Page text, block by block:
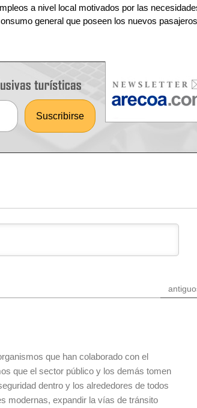
a nivel local motivados por las
general que poseen los nuevos
que han colaborado con el
que el sector público y los demás tomen
dentro y los alrededores de todos
modernas, expandir la vías de tránsito